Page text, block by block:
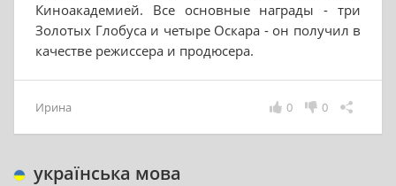
Киноакадемией. Все основные награды - три
Золотых Глобуса и четыре Оскара - он получил в
качестве режиссера и продюсера.
Ирина 0
0
українська мова